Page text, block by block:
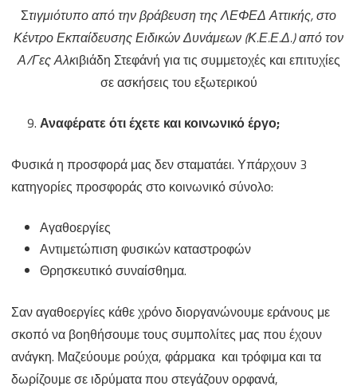
Στιγμιότυπο από την βράβευση της ΛΕΦΕΔ Αττικής, στο
Κέντρο Εκπαίδευσης Ειδικών Δυνάμεων (Κ.Ε.Ε.Δ.) από τον
Α/Γες Αλκιβιάδη Στεφάνή για τις συμμετοχές και επιτυχίες
σε ασκήσεις του εξωτερικού
Αναφέρατε ότι έχετε και κοινωνικό έργο;
Φυσικά η προσφορά μας δεν σταματάει. Υπάρχουν 3
κατηγορίες προσφοράς στο κοινωνικό σύνολο:
Αγαθοεργίες
Αντιμετώπιση φυσικών καταστροφών
Θρησκευτικό συναίσθημα.
Σαν αγαθοεργίες κάθε χρόνο διοργανώνουμε εράνους με
σκοπό να βοηθήσουμε τους συμπολίτες μας που έχουν
ανάγκη. Μαζεύουμε ρούχα, φάρμακα και τρόφιμα και τα
δωρίζουμε σε ιδρύματα που στεγάζουν ορφανά,